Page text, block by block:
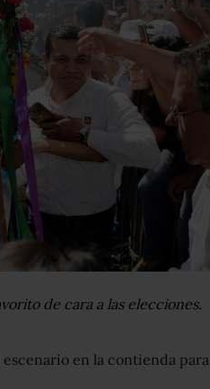
de cara a las elecciones.
en la contienda para